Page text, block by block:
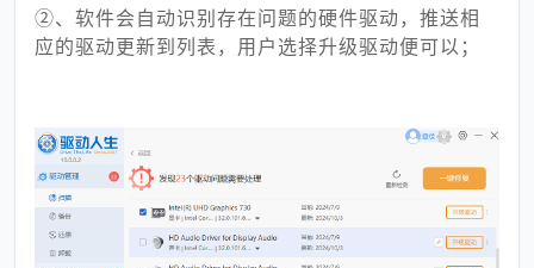
②、软件会自动识别存在问题的硬件驱动，推送相
应的驱动更新到列表，用户选择升级驱动便可以；